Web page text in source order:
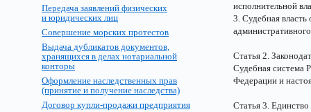
Передача заявлений физических
и юридических лиц
Совершение морских протестов
Выдача дубликатов документов,
хранящихся в делах нотариальной
конторы
Оформление наследственных прав
(принятие и получение наследства)
Договор купли-продажи предприятия
исполнительной
3. Судебная власть
Статья 2.
Судебная система
Федерации и
Статья 3.